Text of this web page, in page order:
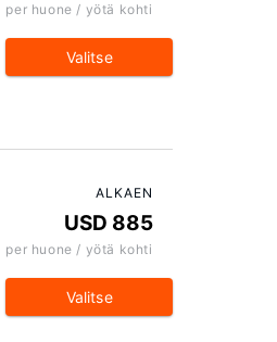
per huone / yötä kohti
Valitse
ALKAEN
USD 885
per huone / yötä kohti
Valitse